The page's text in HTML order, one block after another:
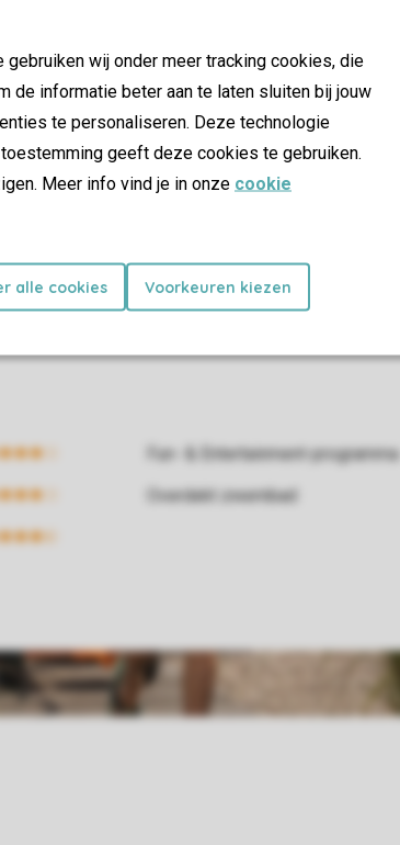
wij onder meer tracking cookies, die
de informatie beter aan te laten sluiten bij jouw
te personaliseren. Deze technologie
geeft deze cookies te gebruiken.
Meer info vind je in onze cookie
alle cookies Voorkeuren kiezen
Fun- & Entertainment-programma
Overdekt zwembad